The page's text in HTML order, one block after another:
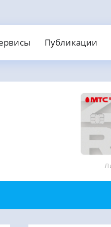
Без кредитной
Без
На
Публикации